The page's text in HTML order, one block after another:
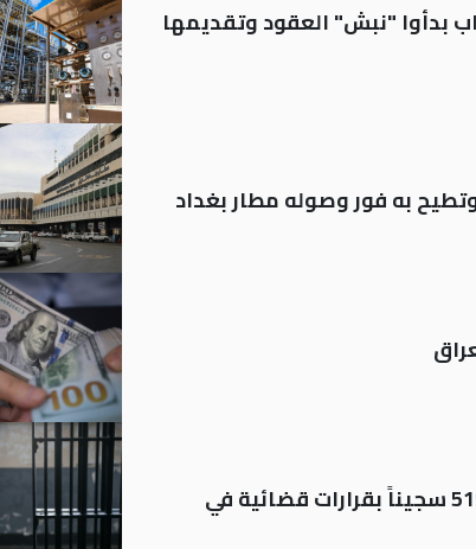
بدأوا "نبش" العقود وتقديمها
به فور وصوله مطار بغداد
بينهم مشمولون بالعفو.. الإفراج عن 519 سجيناً بقرارات قضائية في